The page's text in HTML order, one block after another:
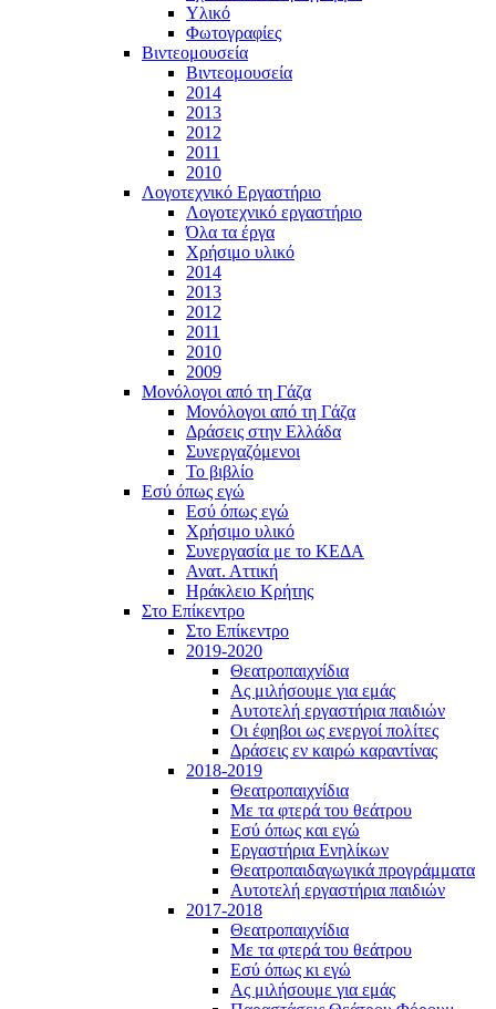
Υλικό
Φωτογραφίες
Βιντεομουσεία
Βιντεομουσεία
2014
2013
2012
2011
2010
Λογοτεχνικό Εργαστήριο
Λογοτεχνικό εργαστήριο
Όλα τα έργα
Χρήσιμο υλικό
2014
2013
2012
2011
2010
2009
Μονόλογοι από τη Γάζα
Μονόλογοι από τη Γάζα
Δράσεις στην Ελλάδα
Συνεργαζόμενοι
To βιβλίο
Εσύ όπως εγώ
Εσύ όπως εγώ
Χρήσιμο υλικό
Συνεργασία με το ΚΕΔΑ
Ανατ. Αττική
Ηράκλειο Κρήτης
Στο Επίκεντρο
Στο Επίκεντρο
2019-2020
Θεατροπαιχνίδια
Ας μιλήσουμε για εμάς
Αυτοτελή εργαστήρια παιδιών
Οι έφηβοι ως ενεργοί πολίτες
Δράσεις εν καιρώ καραντίνας
2018-2019
Θεατροπαιχνίδια
Με τα φτερά του θεάτρου
Εσύ όπως και εγώ
Εργαστήρια Ενηλίκων
Θεατροπαιδαγωγικά προγράμματα
Αυτοτελή εργαστήρια παιδιών
2017-2018
Θεατροπαιχνίδια
Με τα φτερά του θεάτρου
Εσύ όπως κι εγώ
Ας μιλήσουμε για εμάς